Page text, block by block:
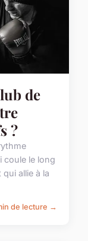
de
?
coule le long
allie à la
de lecture →